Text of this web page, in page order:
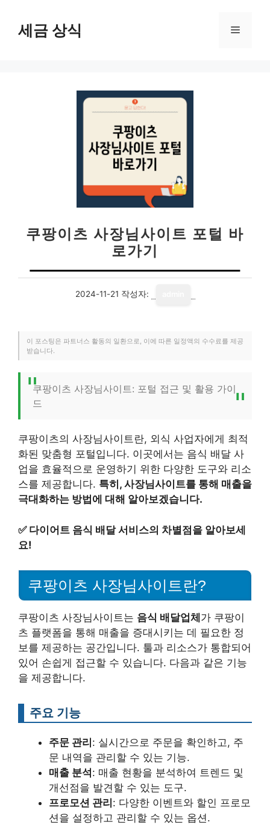
세금 상식 메
쿠팡이츠 사장님사이트 포털 바
로가기
2024-11-21 작성자:
이 포스팅은 파트너스 활동의 일환으로, 이에 따른 일정액의 수수료를 제공
받습니다.
쿠팡이츠 사장님사이트: 포털 접근 및 활용 가이
드
쿠팡이츠의 사장님사이트란, 외식 사업자에게 최적
화된 맞춤형 포털입니다. 이곳에서는 음식 배달 사
업을 효율적으로 운영하기 위한 다양한 도구와 리소
스를 제공합니다. 특히, 사장님사이트를 통해 매출을
극대화하는 방법에 대해 알아보겠습니다.
✅ 다이어트 음식 배달 서비스의 차별점을 알아보세
요!
쿠팡이츠 사장님사이트란?
쿠팡이츠 사장님사이트는 음식 배달업체 가 쿠팡이
츠 플랫폼을 통해 매출을 증대시키는 데 필요한 정
보를 제공하는 공간입니다. 툴과 리소스가 통합되어
있어 손쉽게 접근할 수 있습니다. 다음과 같은 기능
을 제공합니다.
주요 기능
주문 관리 : 실시간으로 주문을 확인하고, 주
문 내역을 관리할 수 있는 기능.
매출 분석 : 매출 현황을 분석하여 트렌드 및
개선점을 발견할 수 있는 도구.
프로모션 관리 : 다양한 이벤트와 할인 프로모
션을 설정하고 관리할 수 있는 옵션.